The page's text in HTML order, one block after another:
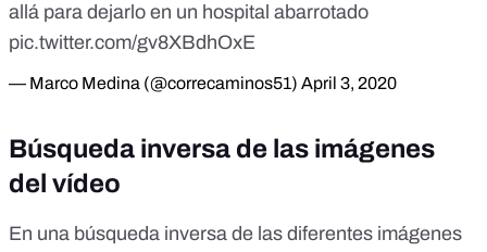
allá para dejarlo en un hospital abarrotado
pic.twitter.com/gv8XBdhOxE
— Marco Medina (@correcaminos51) April 3, 2020
Búsqueda inversa de las imágenes
del vídeo
En una búsqueda inversa de las diferentes imágenes